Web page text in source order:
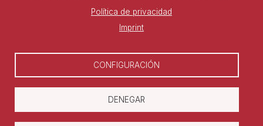
Política de privacidad
Imprint
CONFIGURACIÓN
DENEGAR